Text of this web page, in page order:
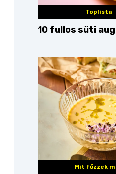
Toplista
10 fullos süti
Mit főzzek